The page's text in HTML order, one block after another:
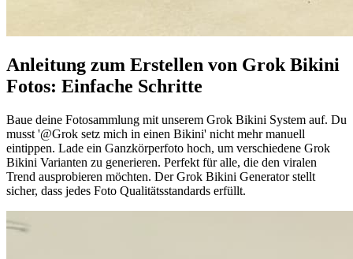
Anleitung zum Erstellen von Grok Bikini
Fotos: Einfache Schritte
Baue deine Fotosammlung mit unserem Grok Bikini System auf. Du
musst '@Grok setz mich in einen Bikini' nicht mehr manuell
eintippen. Lade ein Ganzkörperfoto hoch, um verschiedene Grok
Bikini Varianten zu generieren. Perfekt für alle, die den viralen
Trend ausprobieren möchten. Der Grok Bikini Generator stellt
sicher, dass jedes Foto Qualitätsstandards erfüllt.